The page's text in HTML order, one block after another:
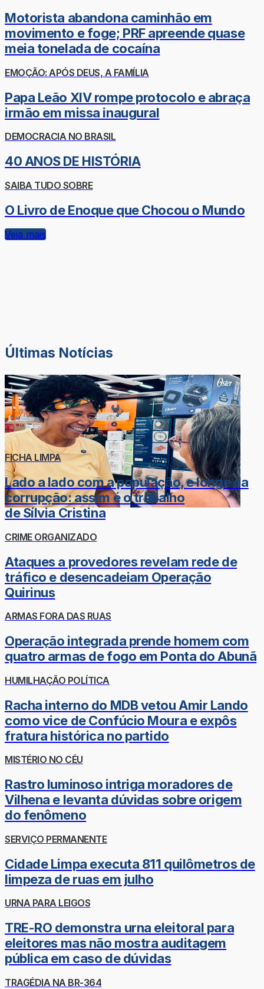
Motorista abandona caminhão em
movimento e foge; PRF apreende quase
meia tonelada de cocaína
EMOÇÃO: APÓS DEUS, A FAMÍLIA
Papa Leão XIV rompe protocolo e abraça
irmão em missa inaugural
DEMOCRACIA NO BRASIL
40 ANOS DE HISTÓRIA
SAIBA TUDO SOBRE
O Livro de Enoque que Chocou o Mundo
Veja mais
Últimas Notícias
FICHA LIMPA
Lado a lado com a população, e longe da
corrupção: assim é o trabalho
de Sílvia Cristina
CRIME ORGANIZADO
Ataques a provedores revelam rede de
tráfico e desencadeiam Operação
Quirinus
ARMAS FORA DAS RUAS
Operação integrada prende homem com
quatro armas de fogo em Ponta do Abunã
HUMILHAÇÃO POLÍTICA
Racha interno do MDB vetou Amir Lando
como vice de Confúcio Moura e expôs
fratura histórica no partido
MISTÉRIO NO CÉU
Rastro luminoso intriga moradores de
Vilhena e levanta dúvidas sobre origem
do fenômeno
SERVIÇO PERMANENTE
Cidade Limpa executa 811 quilômetros de
limpeza de ruas em julho
URNA PARA LEIGOS
TRE-RO demonstra urna eleitoral para
eleitores mas não mostra auditagem
pública em caso de dúvidas
TRAGÉDIA NA BR-364